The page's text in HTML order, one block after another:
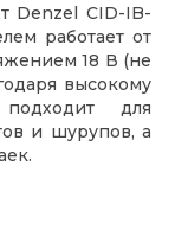
Denzel CID-IB-
работает от
18 В (не
высокому
для
и шурупов, а